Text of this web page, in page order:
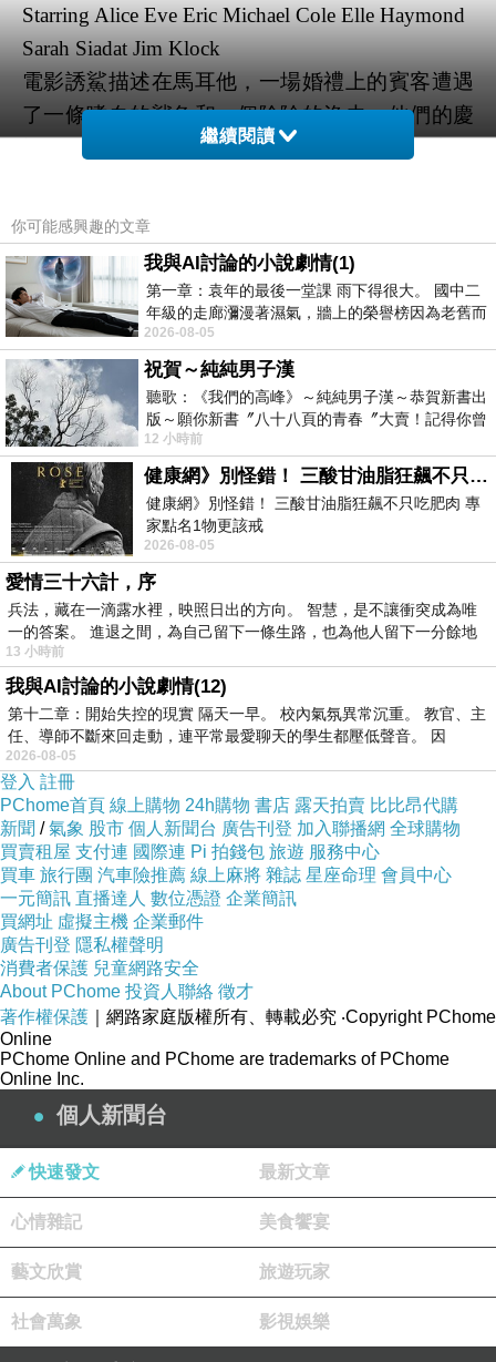
Starring Alice Eve Eric Michael Cole Elle Haymond
Sarah Siadat Jim Klock
電影誘鯊描述在馬耳他，一場婚禮上的賓客遭遇
了一條嗜血的鯊魚和一個陰險的漁夫，他們的慶
祝活動變成了致命的陷阱。被迫在茫茫大海和冷
自己陷入了一場絕望的生存之戰，秘密也隨之揭
開，忠誠受到考驗。
愛麗絲伊芙與多金老公在海外小島舉辦婚禮，伴
郎找了遊艇想要欣賞海上風光，沒想到發生意外
幸虧一名漁夫幫助，但是這個漁夫是想要找這些
人當鯊魚的誘餌。
電影像是之前鯊人魔的拙劣版本，整部電影鯊魚
出現次數不多，大部分時間都是在小船上拍攝，
很多時候都是廢話連篇，加上與反派對抗，大概
因為經費鯊魚不能出現太多，後製問題也很大，
有時候有些不連貫，配音明顯是後面才製作感覺
很生硬，又不像風飛鯊爛到有特色，演員演技拙
劣，不知道為什麼愛麗絲伊芙要製作這部電影，
雖然可以讓她彰顯可以飾演有智慧的女性，不如
去演讓殺人狂追殺的女郎更好，一部B級製作的
鯊魚電影。
上一篇：電影陰魂旅社 幽旅巫咒 Hokum movie 2026
下一篇：電影深水2026 Deep Water 2026 movie
繼續閱讀
你可能感興趣的文章
我與AI討論的小說劇情(1)
第一章：袁年的最後一堂課 雨下得很大。 國中二
年級的走廊瀰漫著濕氣，牆上的榮譽榜因為老舊而
微微捲起。 堯禹舜站在辦公室外，手
2026-08-05
祝賀～純純男子漢
聽歌：《我們的高峰》～純純男子漢～恭賀新書出
版～願你新書〞八十八頁的青春〞大賣！記得你曾
經在我的版留言…「好讚的圖^^感覺大家
12 小時前
健康網》別怪錯！ 三酸甘油脂狂飆不只吃肥肉 專家點名1物更該戒
健康網》別怪錯！ 三酸甘油脂狂飆不只吃肥肉 專
家點名1物更該戒
https://health.ltn.com.tw/article/breakingnews/
2026-08-05
愛情三十六計，序
兵法，藏在一滴露水裡，映照日出的方向。 智慧，是不讓衝突成為唯
一的答案。 進退之間，為自己留下一條生路，也為他人留下一分餘地
13 小時前
我與AI討論的小說劇情(12)
第十二章：開始失控的現實 隔天一早。 校內氣氛異常沉重。 教官、主
任、導師不斷來回走動，連平常最愛聊天的學生都壓低聲音。 因
2026-08-05
登入 註冊
PChome首頁 線上購物 24h購物 書店 露天拍賣 比比昂代購
新聞 /氣象 股市 個人新聞台 廣告刊登 加入聯播網 全球購物
買賣租屋 支付連 國際連 Pi 拍錢包 旅遊 服務中心
買車 旅行團 汽車險推薦 線上麻將 雜誌 星座命理 會員中心
一元簡訊 直播達人 數位憑證 企業簡訊
買網址 虛擬主機 企業郵件
廣告刊登 隱私權聲明
消費者保護 兒童網路安全
About PChome 投資人聯絡 徵才
著作權保護 ｜網路家庭版權所有、轉載必究 ‧Copyright PChome
Online
PChome Online and PChome are trademarks of PChome
Online Inc.
個人新聞台
快速發文 最新文章
心情雜記 美食饗宴
藝文欣賞 旅遊玩家
社會萬象 影視娛樂